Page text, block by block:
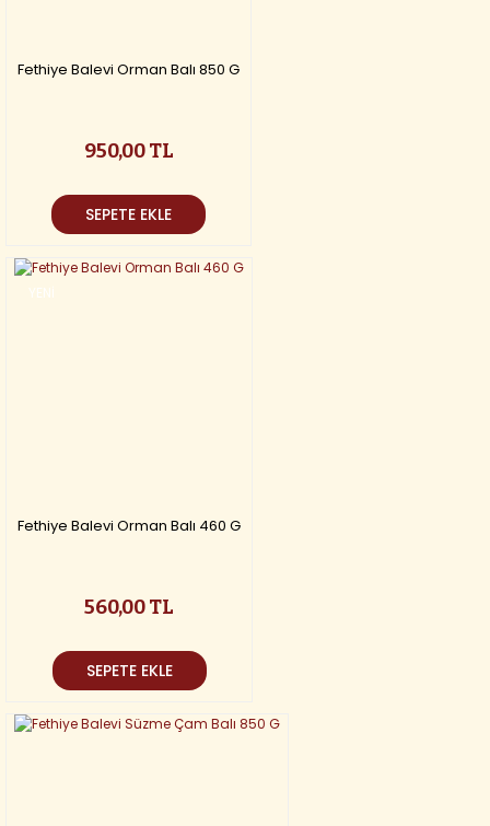
Fethiye Balevi Orman Balı 850 G
950,00 TL
SEPETE EKLE
YENİ
Fethiye Balevi Orman Balı 460 G
560,00 TL
SEPETE EKLE